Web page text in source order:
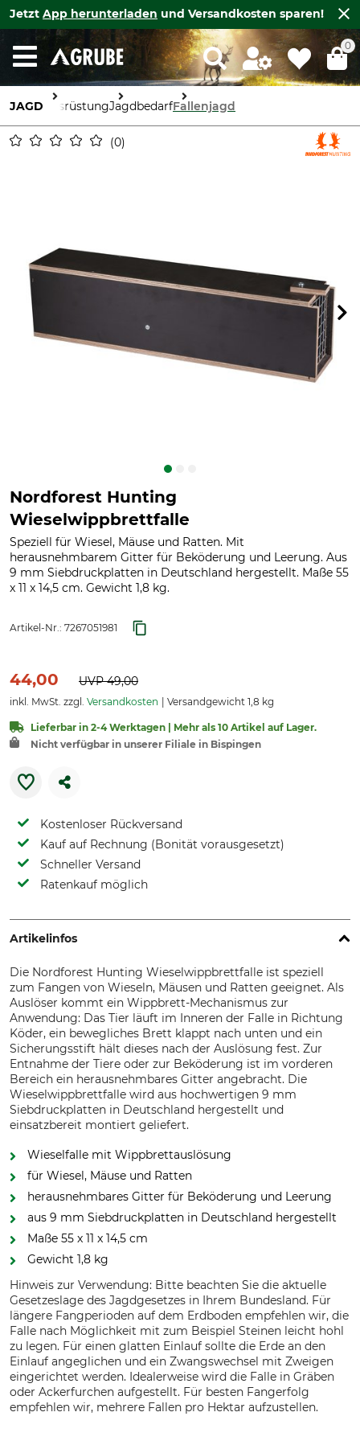
Jetzt App herunterladen und Versandkosten sparen!
0
JAGD AusrüstungJagdbedarfFallenjagd
0
Nordforest Hunting
Wieselwippbrettfalle
Speziell für Wiesel, Mäuse und Ratten. Mit
herausnehmbarem Gitter für Beköderung und Leerung. Aus
9 mm Siebdruckplatten in Deutschland hergestellt. Maße 55
x 11 x 14,5 cm. Gewicht 1,8 kg.
Artikel-Nr.: 7267051981
44,00 UVP49,00
inkl. MwSt. zzgl. Versandkosten Versandgewicht 1,8 kg
Lieferbar in 2-4 Werktagen | Mehr als 10 Artikel auf Lager.
Nicht verfügbar in unserer Filiale in Bispingen
Kostenloser Rückversand
Kauf auf Rechnung (Bonität vorausgesetzt)
Schneller Versand
Ratenkauf möglich
Artikelinfos
Die Nordforest Hunting Wieselwippbrettfalle ist speziell
zum Fangen von Wieseln, Mäusen und Ratten geeignet. Als
Auslöser kommt ein Wippbrett-Mechanismus zur
Anwendung: Das Tier läuft im Inneren der Falle in Richtung
Köder, ein bewegliches Brett klappt nach unten und ein
Sicherungsstift hält dieses nach der Auslösung fest. Zur
Entnahme der Tiere oder zur Beköderung ist im vorderen
Bereich ein herausnehmbares Gitter angebracht. Die
Wieselwippbrettfalle wird aus hochwertigen 9 mm
Siebdruckplatten in Deutschland hergestellt und
einsatzbereit montiert geliefert.
Wieselfalle mit Wippbrettauslösung
für Wiesel, Mäuse und Ratten
herausnehmbares Gitter für Beköderung und Leerung
aus 9 mm Siebdruckplatten in Deutschland hergestellt
Maße 55 x 11 x 14,5 cm
Gewicht 1,8 kg
Hinweis zur Verwendung: Bitte beachten Sie die aktuelle
Gesetzeslage des Jagdgesetzes in Ihrem Bundesland. Für
längere Fangperioden auf dem Erdboden empfehlen wir, die
Falle nach Möglichkeit mit zum Beispiel Steinen leicht hohl
zu legen. Für einen glatten Einlauf sollte die Erde an den
Einlauf angeglichen und ein Zwangswechsel mit Zweigen
eingerichtet werden. Idealerweise wird die Falle in Gräben
oder Ackerfurchen aufgestellt. Für besten Fangerfolg
empfehlen wir, mehrere Fallen pro Hektar aufzustellen.